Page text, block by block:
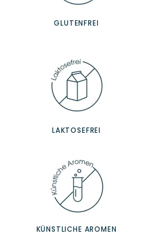
GLUTENFREI
LAKTOSEFREI
KÜNSTLICHE AROMEN